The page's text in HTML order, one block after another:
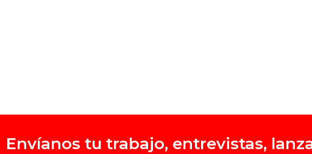
Envíanos tu trabajo, entrevistas,